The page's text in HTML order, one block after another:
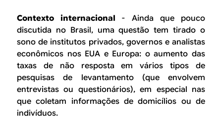
s
c
a
Contexto internacional- Ainda que pouco
discutida no Brasil, uma questão tem tirado o
sono de institutos privados, governos e analistas
econômicos nos EUA e Europa: o aumento das
taxas de não resposta em vários tipos de
pesquisas de levantamento(que envolvem
entrevistas ou questionários), em especial nas
que coletam informações de domicílios ou de
indivíduos.